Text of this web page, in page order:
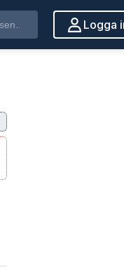
Logga